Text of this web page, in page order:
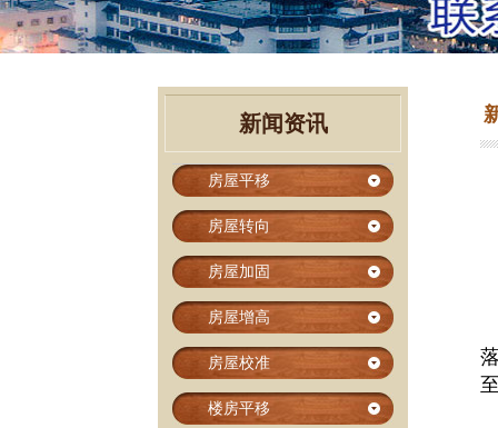
新闻资讯
房屋平移
房屋转向
房屋加固
房屋增高
房屋校准
楼房平移